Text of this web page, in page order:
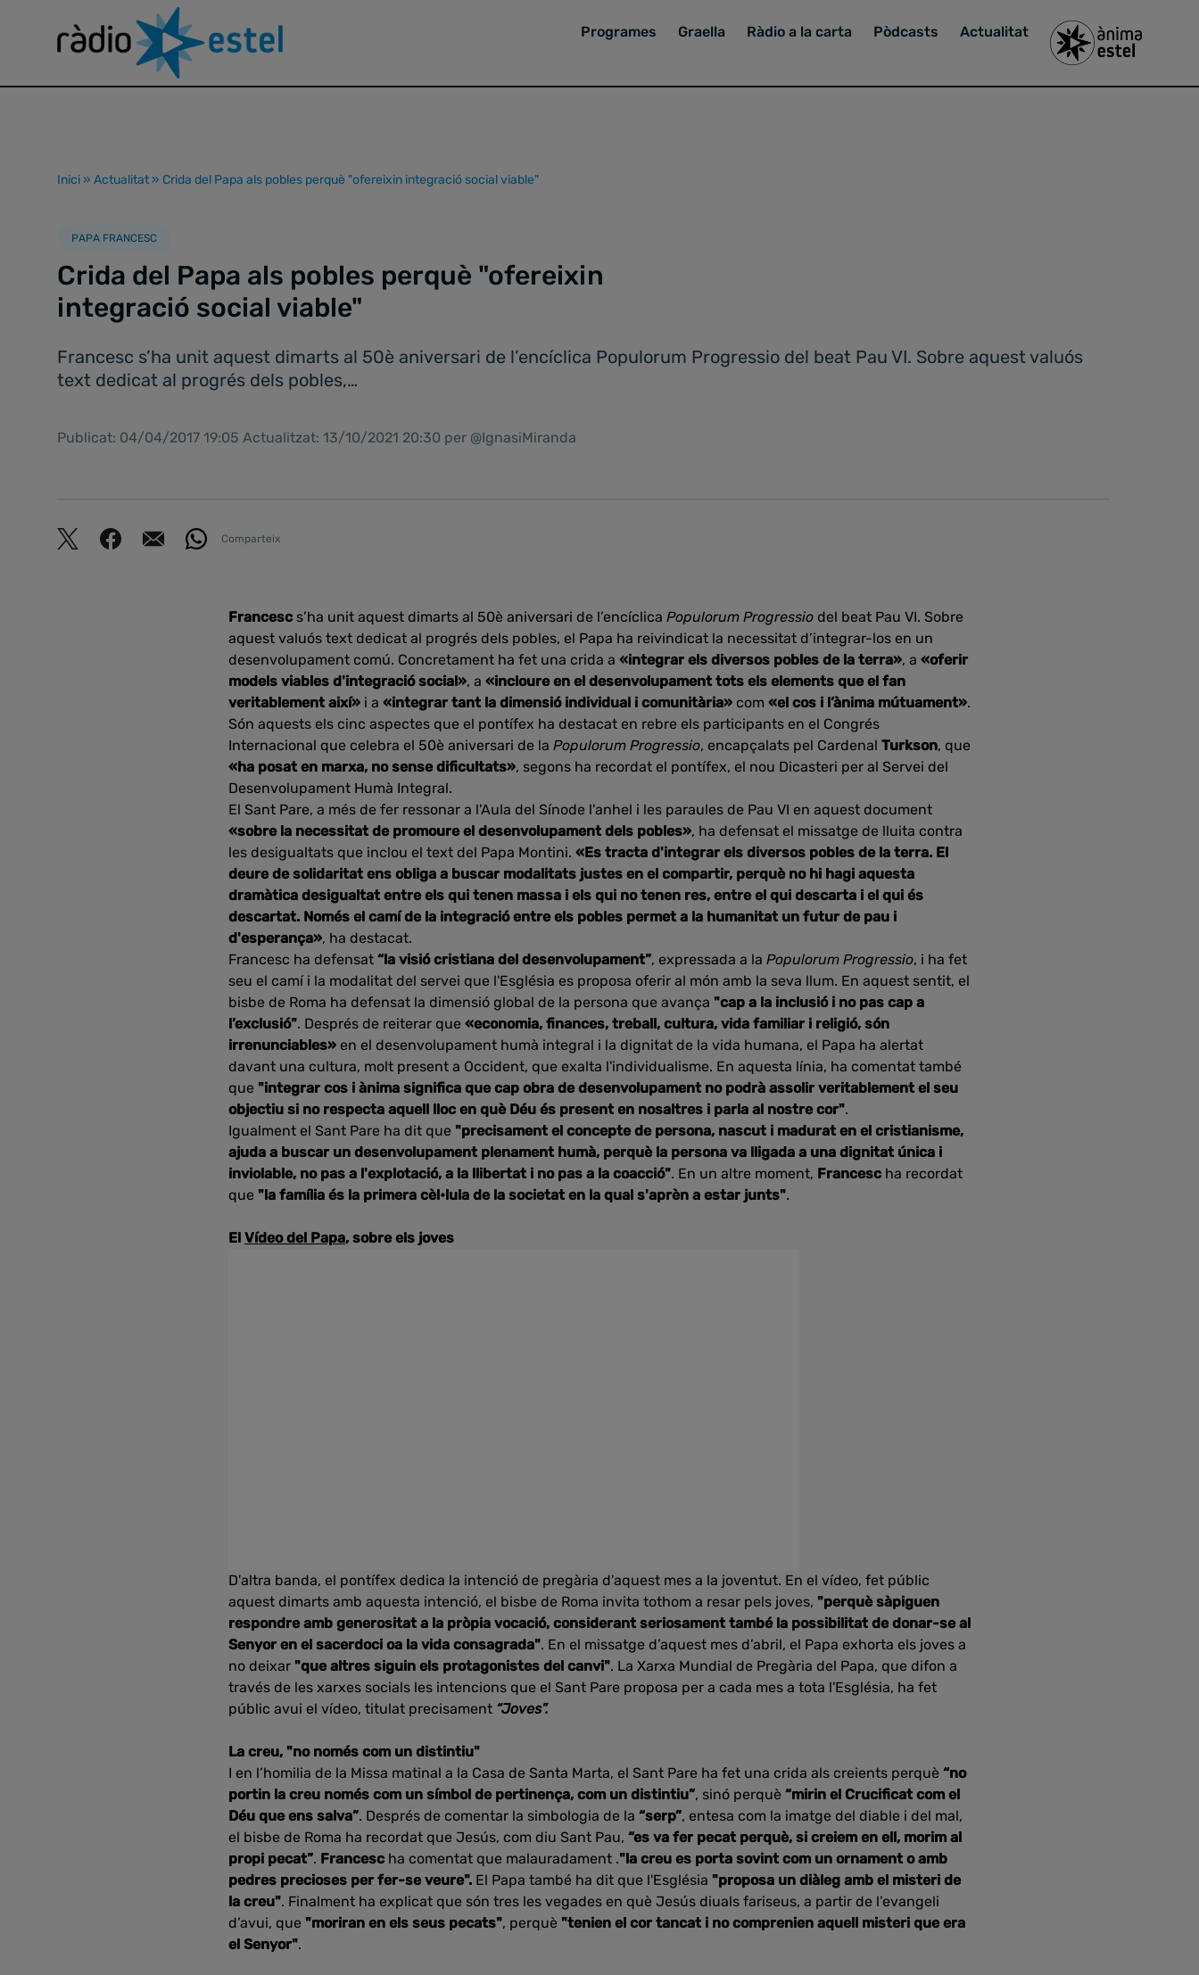
Programes Graella Ràdio a la carta Pòdcasts Actualitat
Inici » Actualitat » Crida del Papa als pobles perquè "ofereixin integració social viable"
PAPA FRANCESC
Crida del Papa als pobles perquè "ofereixin
integració social viable"
Francesc s’ha unit aquest dimarts al 50è aniversari de l’encíclica Populorum Progressio del beat Pau VI. Sobre aquest valuós
text dedicat al progrés dels pobles,…
Publicat: 04/04/2017 19:05 Actualitzat: 13/10/2021 20:30 per @IgnasiMiranda
Comparteix
Francesc s’ha unit aquest dimarts al 50è aniversari de l’encíclica Populorum Progressio del beat Pau VI. Sobre
aquest valuós text dedicat al progrés dels pobles, el Papa ha reivindicat la necessitat d’integrar-los en un
desenvolupament comú. Concretament ha fet una crida a «integrar els diversos pobles de la terra», a «oferir
models viables d'integració social», a «incloure en el desenvolupament tots els elements que el fan
veritablement així» i a «integrar tant la dimensió individual i comunitària» com «el cos i l’ànima mútuament».
Són aquests els cinc aspectes que el pontífex ha destacat en rebre els participants en el Congrés
Internacional que celebra el 50è aniversari de la Populorum Progressio, encapçalats pel Cardenal Turkson, que
«ha posat en marxa, no sense dificultats», segons ha recordat el pontífex, el nou Dicasteri per al Servei del
Desenvolupament Humà Integral.
El Sant Pare, a més de fer ressonar a l'Aula del Sínode l'anhel i les paraules de Pau VI en aquest document
«sobre la necessitat de promoure el desenvolupament dels pobles», ha defensat el missatge de lluita contra
les desigualtats que inclou el text del Papa Montini. «Es tracta d'integrar els diversos pobles de la terra. El
deure de solidaritat ens obliga a buscar modalitats justes en el compartir, perquè no hi hagi aquesta
dramàtica desigualtat entre els qui tenen massa i els qui no tenen res, entre el qui descarta i el qui és
descartat. Només el camí de la integració entre els pobles permet a la humanitat un futur de pau i
d'esperança», ha destacat.
Francesc ha defensat “la visió cristiana del desenvolupament”, expressada a la Populorum Progressio, i ha fet
seu el camí i la modalitat del servei que l'Església es proposa oferir al món amb la seva llum. En aquest sentit, el
bisbe de Roma ha defensat la dimensió global de la persona que avança "cap a la inclusió i no pas cap a
l’exclusió". Després de reiterar que «economia, finances, treball, cultura, vida familiar i religió, són
irrenunciables» en el desenvolupament humà integral i la dignitat de la vida humana, el Papa ha alertat
davant una cultura, molt present a Occident, que exalta l'individualisme. En aquesta línia, ha comentat també
que "integrar cos i ànima significa que cap obra de desenvolupament no podrà assolir veritablement el seu
objectiu si no respecta aquell lloc en què Déu és present en nosaltres i parla al nostre cor".
Igualment el Sant Pare ha dit que "precisament el concepte de persona, nascut i madurat en el cristianisme,
ajuda a buscar un desenvolupament plenament humà, perquè la persona va lligada a una dignitat única i
inviolable, no pas a l'explotació, a la llibertat i no pas a la coacció". En un altre moment, Francesc ha recordat
que "la família és la primera cèl•lula de la societat en la qual s'aprèn a estar junts".
El Vídeo del Papa, sobre els joves
D'altra banda, el pontífex dedica la intenció de pregària d'aquest mes a la joventut. En el vídeo, fet públic
aquest dimarts amb aquesta intenció, el bisbe de Roma invita tothom a resar pels joves, "perquè sàpiguen
respondre amb generositat a la pròpia vocació, considerant seriosament també la possibilitat de donar-se al
Senyor en el sacerdoci oa la vida consagrada". En el missatge d’aquest mes d’abril, el Papa exhorta els joves a
no deixar "que altres siguin els protagonistes del canvi". La Xarxa Mundial de Pregària del Papa, que difon a
través de les xarxes socials les intencions que el Sant Pare proposa per a cada mes a tota l'Església, ha fet
públic avui el vídeo, titulat precisament “Joves”.
La creu, "no només com un distintiu"
I en l’homilia de la Missa matinal a la Casa de Santa Marta, el Sant Pare ha fet una crida als creients perquè “no
portin la creu només com un símbol de pertinença, com un distintiu”, sinó perquè “mirin el Crucificat com el
Déu que ens salva”. Després de comentar la simbologia de la “serp”, entesa com la imatge del diable i del mal,
el bisbe de Roma ha recordat que Jesús, com diu Sant Pau, “es va fer pecat perquè, si creiem en ell, morim al
propi pecat”. Francesc ha comentat que malauradament ."la creu es porta sovint com un ornament o amb
pedres precioses per fer-se veure". El Papa també ha dit que l'Església "proposa un diàleg amb el misteri de
la creu". Finalment ha explicat que són tres les vegades en què Jesús diuals fariseus, a partir de l’evangeli
d’avui, que "moriran en els seus pecats", perquè "tenien el cor tancat i no comprenien aquell misteri que era
el Senyor".